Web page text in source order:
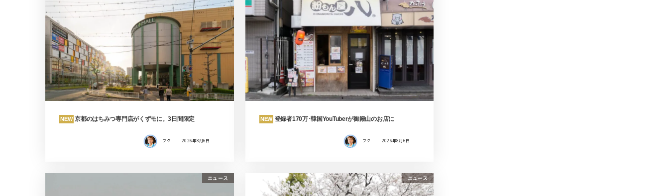
NEW 京都のはちみつ専門店がくずモに。3日間限定
フク 2026年8月6日
NEW 登録者170万･韓国YouTuberが御殿山のお店に
フク 2026年8月6日
ニュース ニュース